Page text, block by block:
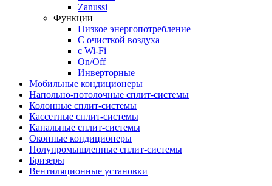
Zanussi
Функции
Низкое энергопотребление
С очисткой воздуха
с Wi-Fi
On/Off
Инверторные
Мобильные кондиционеры
Напольно-потолоч​ные ​сплит-системы
Колонные ​​сплит-системы
Кассетные сплит-системы
Канальные сплит-системы
Оконные кондиционеры
Полупромышленные сплит-системы
Бризеры
Вентиляционные установки